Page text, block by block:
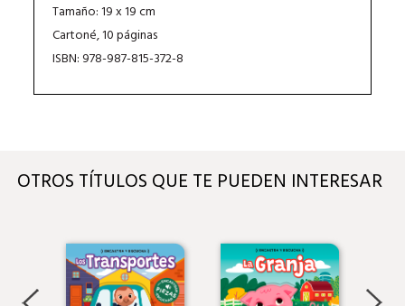
Tamaño: 19 x 19 cm
Cartoné, 10 páginas
ISBN: 978-987-815-372-8
OTROS TÍTULOS QUE TE PUEDEN INTERESAR